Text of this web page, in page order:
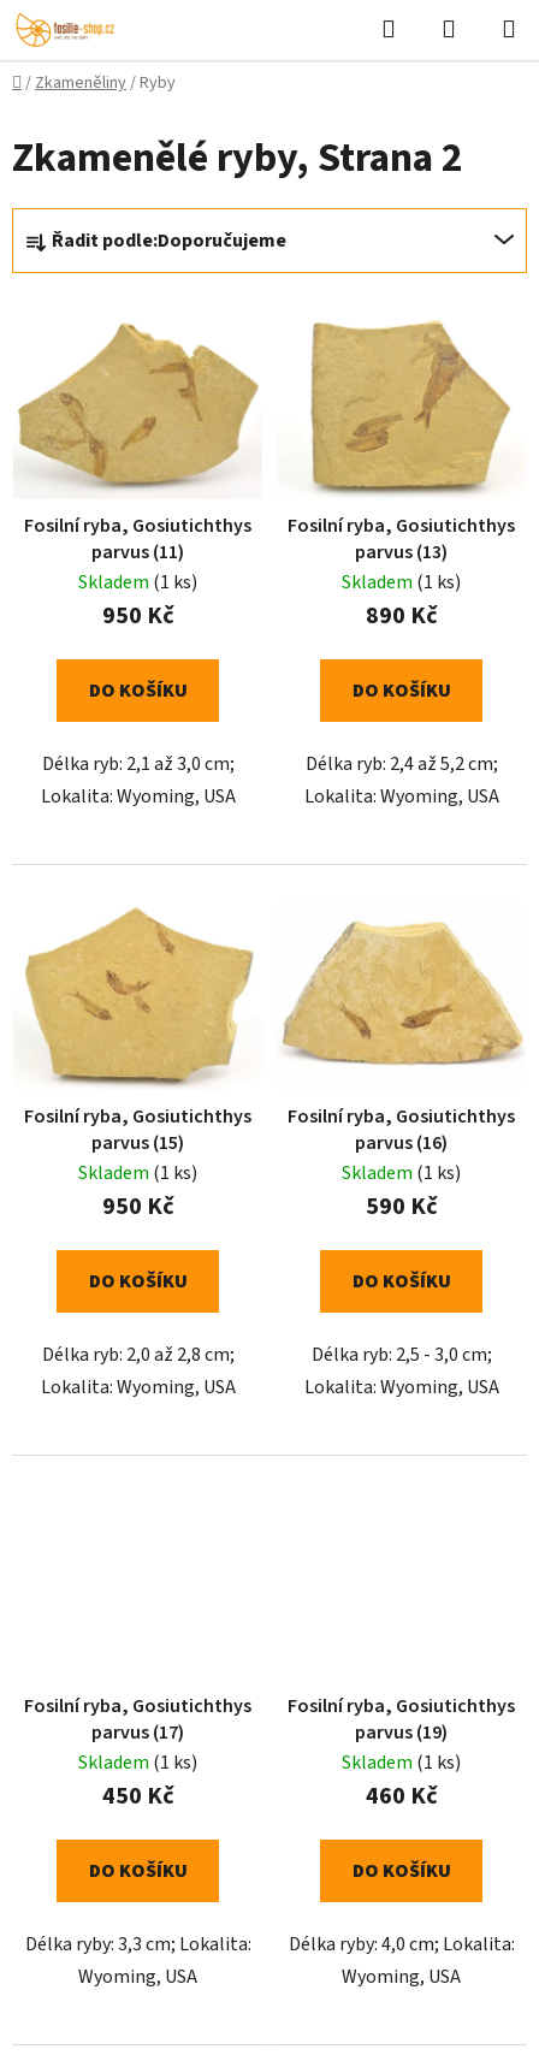
Přejít
na
obsah
Hledat
KOŠÍK
Domů
/Zkameněliny/Ryby
Zkamenělé ryby, Strana 2
Ř
z
p
r
u
Řadit podle:Doporučujeme
i
s
oFosilní ryba, Gosiutichthys
parvus (11)
Skladem (1 ks)
950 Kč
DO KOŠÍKU
Délka ryb: 2,1 až 3,0 cm;
Lokalita: Wyoming, USA
Fosilní ryba, Gosiutichthys
parvus (13)
Skladem (1 ks)
890 Kč
DO KOŠÍKU
Délka ryb: 2,4 až 5,2 cm;
Lokalita: Wyoming, USA
Fosilní ryba, Gosiutichthys
parvus (15)
Skladem (1 ks)
950 Kč
DO KOŠÍKU
Délka ryb: 2,0 až 2,8 cm;
Lokalita: Wyoming, USA
Fosilní ryba, Gosiutichthys
parvus (16)
Skladem (1 ks)
590 Kč
DO KOŠÍKU
Délka ryb: 2,5 - 3,0 cm;
Lokalita: Wyoming, USA
Fosilní ryba, Gosiutichthys
parvus (17)
Skladem (1 ks)
450 Kč
DO KOŠÍKU
Délka ryby: 3,3 cm; Lokalita:
Wyoming, USA
Fosilní ryba, Gosiutichthys
parvus (19)
Skladem (1 ks)
460 Kč
DO KOŠÍKU
Délka ryby: 4,0 cm; Lokalita:
Wyoming, USA